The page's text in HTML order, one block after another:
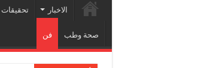
الاخبار تحقيقات
صحة وطب فن